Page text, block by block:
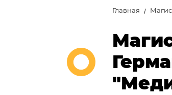
Главная